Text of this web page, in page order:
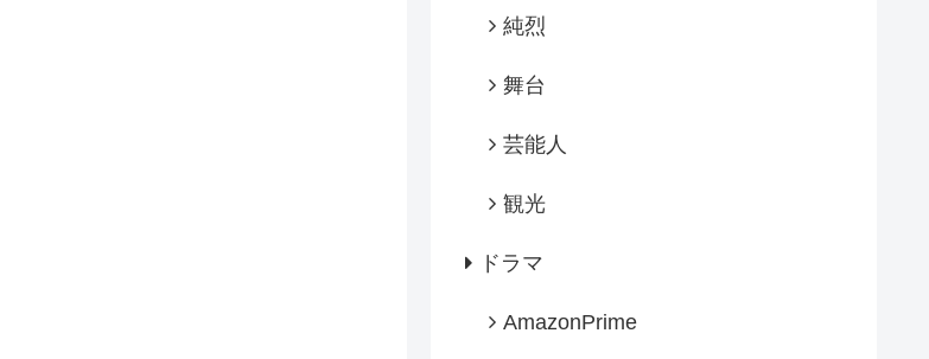
純烈
舞台
芸能人
観光
ドラマ
AmazonPrime